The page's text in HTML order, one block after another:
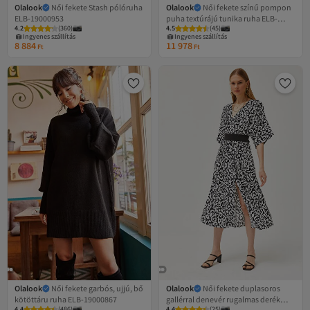
Olalook
Női fekete Stash pólóruha
ELB-19000953
4.2 (360)
Ingyenes szállítás
8 884 Ft
Olalook
Női fekete színű pompon
puha textúrájú tunika ruha ELB-
19001979
4.5 (45)
Ingyenes szállítás
11 978 Ft
Olalook
Női fekete garbós, ujjú, bő
kötöttáru ruha ELB-19000867
Olalook
Női fekete duplasoros
gallérral denevér rugalmas derék